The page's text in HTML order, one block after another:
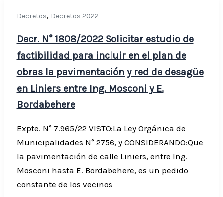
Decretos, Decretos 2022
Decr. N° 1808/2022 Solicitar estudio de
factibilidad para incluir en el plan de
obras la pavimentación y red de desagüe
en Liniers entre Ing. Mosconi y E.
Bordabehere
Expte. N° 7.965/22 VISTO:La Ley Orgánica de
Municipalidades N° 2756, y CONSIDERANDO:Que
la pavimentación de calle Liniers, entre Ing.
Mosconi hasta E. Bordabehere, es un pedido
constante de los vecinos